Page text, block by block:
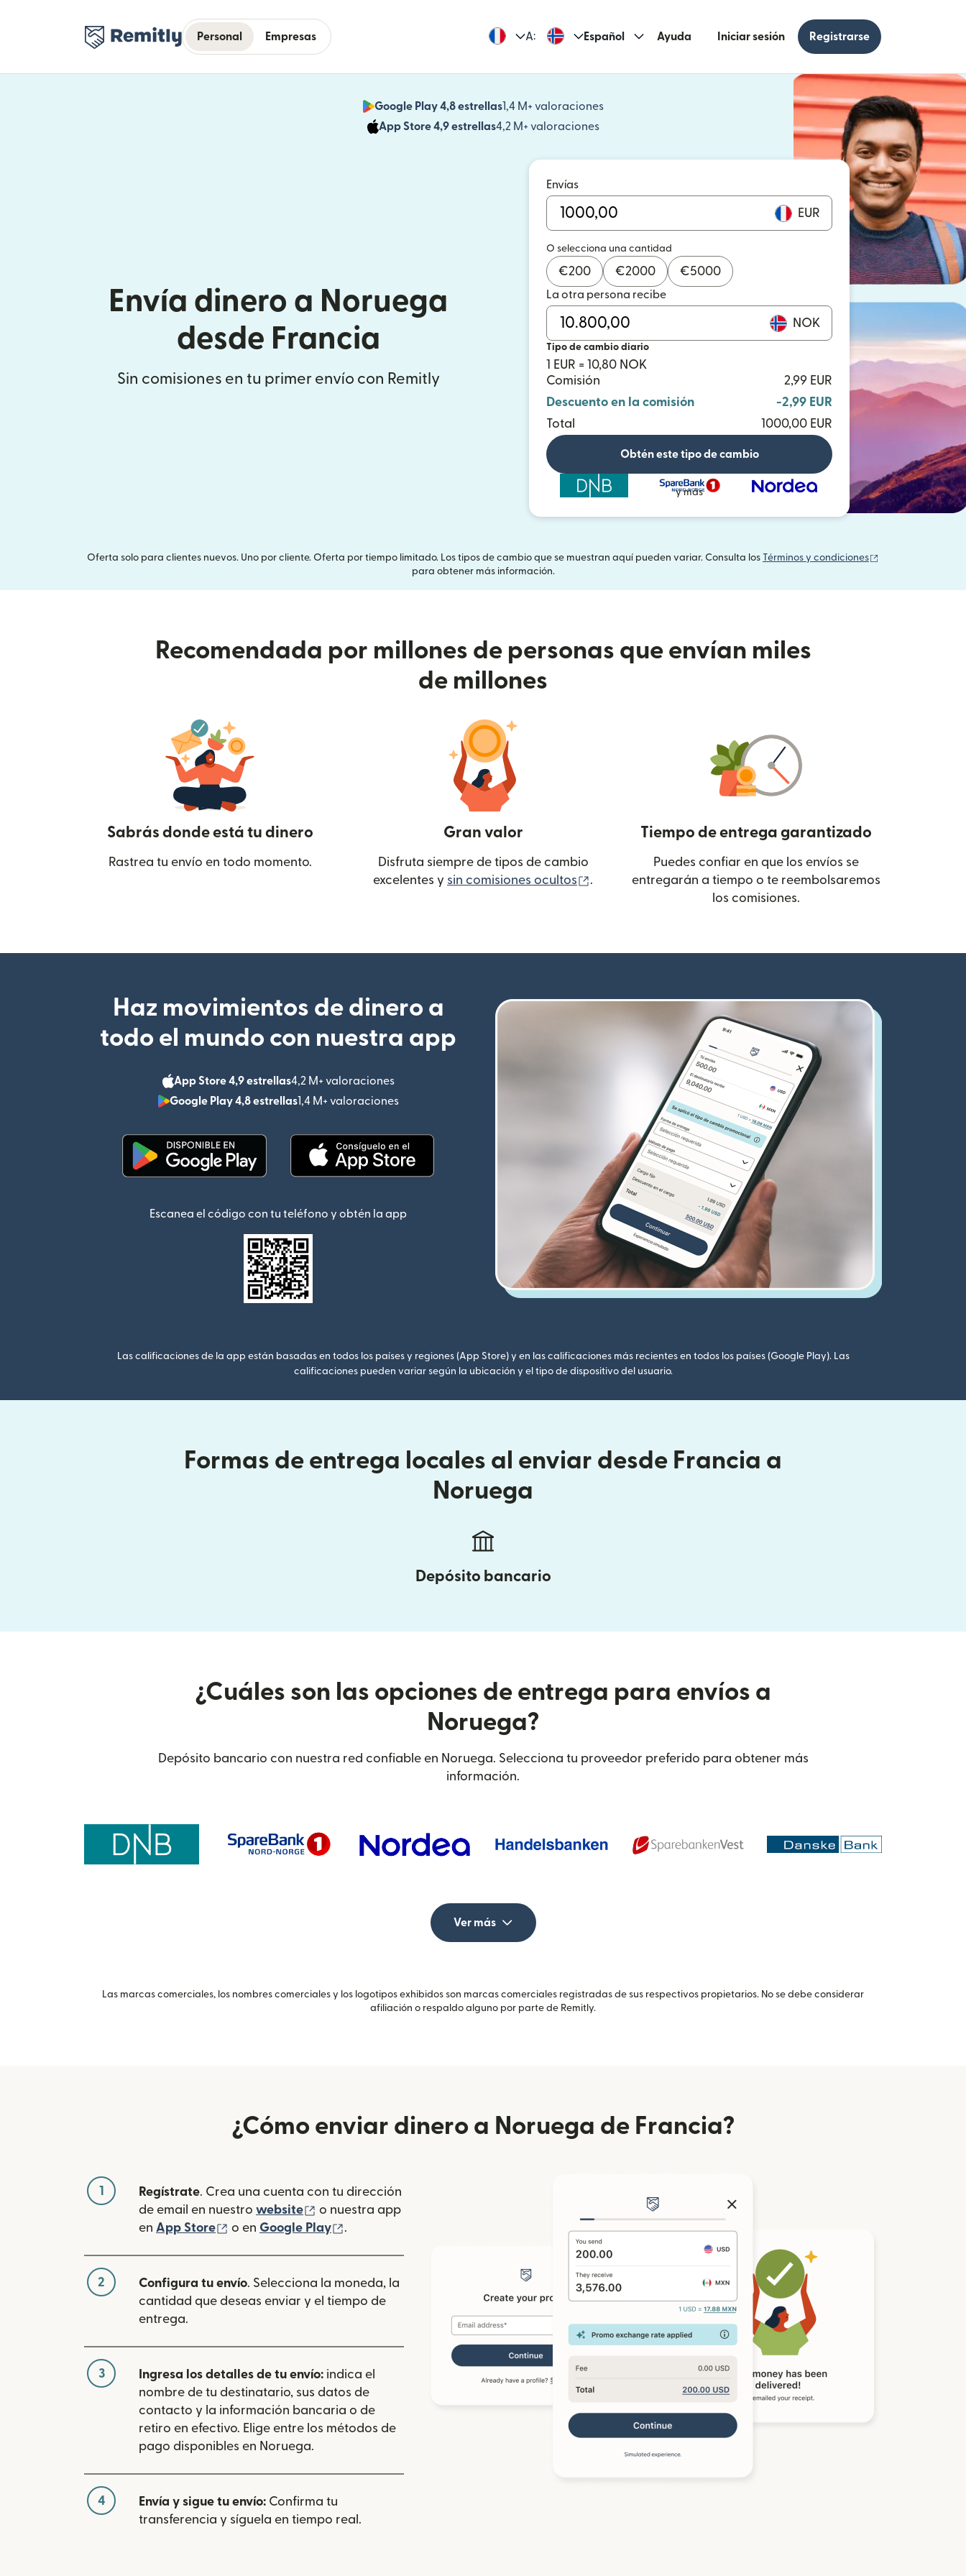
Personal Empresas A: Español Ayuda Iniciar sesión Registrarse
Google Play 4,8 estrellas1,4 M+ valoraciones
(se abre en una ventana nueva)
App Store 4,9 estrellas4,2 M+ valoraciones
(se abre en una ventana nueva)
Envía dinero a Noruega
desde Francia
Sin comisiones en tu primer envío con Remitly
Envías
EUR
O selecciona una cantidad
€200 €2000 €5000
La otra persona recibe
NOK
Tipo de cambio diario
1 EUR = 10,80 NOK
Comisión
2,99 EUR
Descuento en la comisión
-2,99 EUR
Total
1000,00 EUR
Obtén este tipo de cambio
y más
Oferta solo para clientes nuevos. Uno por cliente. Oferta por tiempo limitado. Los tipos de cambio que se muestran aquí pueden variar. Consulta los Términos y condiciones
para obtener más información.
Recomendada por millones de personas que envían miles
de millones
Sabrás donde está tu dinero
Rastrea tu envío en todo momento.
Gran valor
Disfruta siempre de tipos de cambio
excelentes y sin comisiones ocultos (se abre en una ventana nueva)
.
Tiempo de entrega garantizado
Puedes confiar en que los envíos se
entregarán a tiempo o te reembolsaremos
los comisiones.
Haz movimientos de dinero a
todo el mundo con nuestra app
App Store 4,9 estrellas4,2 M+ valoraciones
(se abre en una ventana nueva)
Google Play 4,8 estrellas1,4 M+ valoraciones
(se abre en una ventana nueva)
Escanea el código con tu teléfono y obtén la app
Las calificaciones de la app están basadas en todos los países y regiones (App Store) y en las calificaciones más recientes en todos los países (Google Play). Las
calificaciones pueden variar según la ubicación y el tipo de dispositivo del usuario.
Formas de entrega locales al enviar desde Francia a
Noruega
Depósito bancario
¿Cuáles son las opciones de entrega para envíos a
Noruega?
Depósito bancario con nuestra red confiable en Noruega. Selecciona tu proveedor preferido para obtener más
información.
Ver más
Las marcas comerciales, los nombres comerciales y los logotipos exhibidos son marcas comerciales registradas de sus respectivos propietarios. No se debe considerar
afiliación o respaldo alguno por parte de Remitly.
¿Cómo enviar dinero a Noruega de Francia?
1 Regístrate. Crea una cuenta con tu dirección
de email en nuestro website (se abre en una ventana nueva)
o nuestra app
en App Store (se abre en una ventana nueva)
o en Google Play .
2 Configura tu envío. Selecciona la moneda, la
cantidad que deseas enviar y el tiempo de
entrega.
3 Ingresa los detalles de tu envío: indica el
nombre de tu destinatario, sus datos de
contacto y la información bancaria o de
retiro en efectivo. Elige entre los métodos de
pago disponibles en Noruega.
4 Envía y sigue tu envío: Confirma tu
transferencia y síguela en tiempo real.